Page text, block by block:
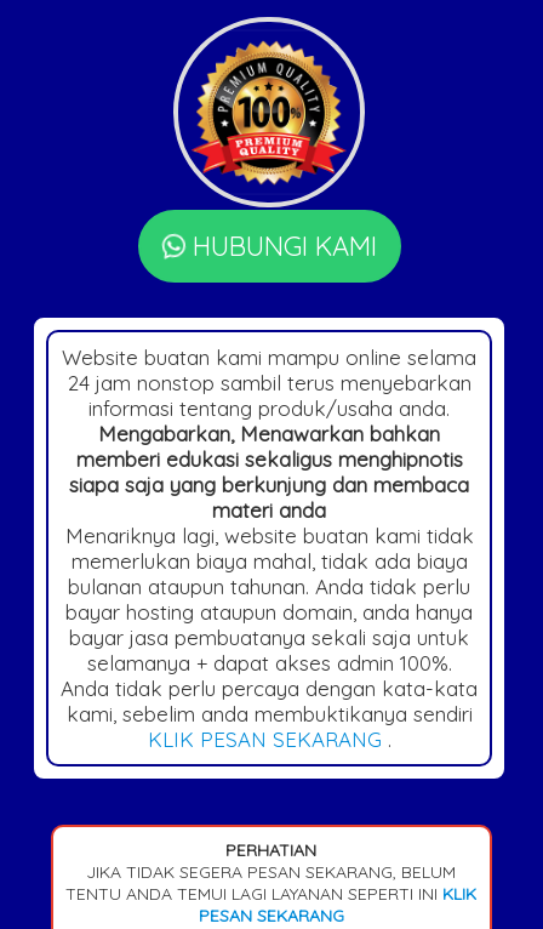
HUBUNGI KAMI
Website buatan kami mampu online selama
24 jam nonstop sambil terus menyebarkan
informasi tentang produk/usaha anda.
Mengabarkan, Menawarkan bahkan
memberi edukasi sekaligus menghipnotis
siapa saja yang berkunjung dan membaca
materi anda
Menariknya lagi, website buatan kami tidak
memerlukan biaya mahal, tidak ada biaya
bulanan ataupun tahunan. Anda tidak perlu
bayar hosting ataupun domain, anda hanya
bayar jasa pembuatanya sekali saja untuk
selamanya + dapat akses admin 100%.
Anda tidak perlu percaya dengan kata-kata
kami, sebelim anda membuktikanya sendiri
KLIK PESAN SEKARANG .
PERHATIAN
JIKA TIDAK SEGERA PESAN SEKARANG, BELUM
TENTU ANDA TEMUI LAGI LAYANAN SEPERTI INI KLIK
PESAN SEKARANG